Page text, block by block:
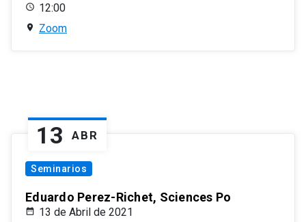
12:00
Zoom
13 ABR
Seminarios
Eduardo Perez-Richet, Sciences Po
13 de Abril de 2021